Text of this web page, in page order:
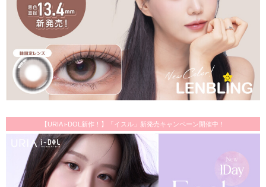
【URIA i-DOL新作！】「イスル」新発売キャンペーン開催中！